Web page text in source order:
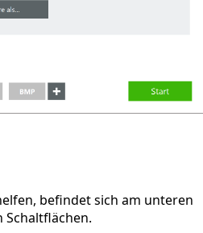
befindet sich am unteren
Schaltflächen.